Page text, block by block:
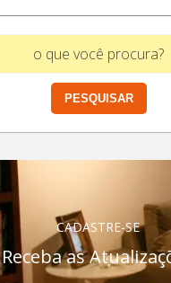
CADASTRE-SE
Receba as